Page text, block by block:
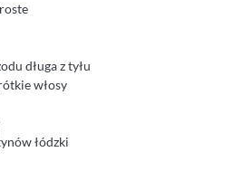
długa z tyłu
włosy
łódzki